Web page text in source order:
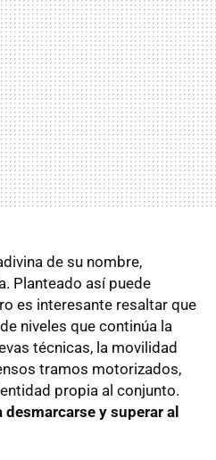
de su nombre,
Planteado así puede
es interesante resaltar que
niveles que continúa la
técnicas, la movilidad
tramos motorizados,
propia al conjunto.
y superar al